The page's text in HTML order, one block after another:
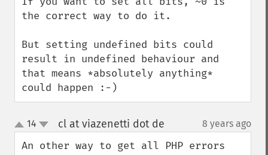
the correct way to do it.
But setting undefined bits could
result in undefined behaviour and
that means *absolutely anything*
could happen :-)
up
down
14 cl at viazenetti dot de 8 years ago
An other way to get all PHP errors